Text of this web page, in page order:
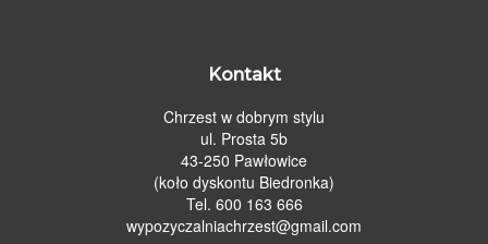
Kontakt
Chrzest w dobrym stylu
ul. Prosta 5b
43-250 Pawłowice
(koło dyskontu Biedronka)
Tel. 600 163 666
wypozyczalniachrzest@gmail.com